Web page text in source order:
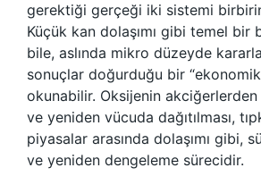
gerektiği gerçeği iki sistemi
Küçük kan dolaşımı gibi temel bir
bile, aslında mikro düzeyde
sonuçlar doğurduğu bir
okunabilir. Oksijenin akciğerlerden
ve yeniden vücuda dağıtılması,
piyasalar arasında dolaşımı gibi,
ve yeniden dengeleme sürecidir.